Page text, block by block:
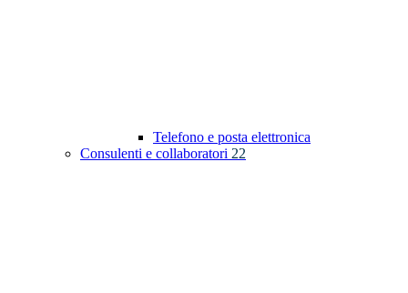
Telefono e posta elettronica
Consulenti e collaboratori 22